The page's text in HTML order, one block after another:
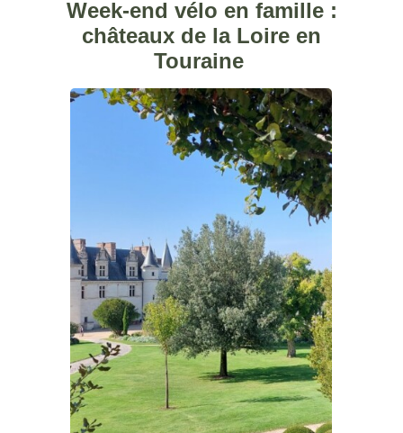
Week-end vélo en famille :
châteaux de la Loire en
Touraine